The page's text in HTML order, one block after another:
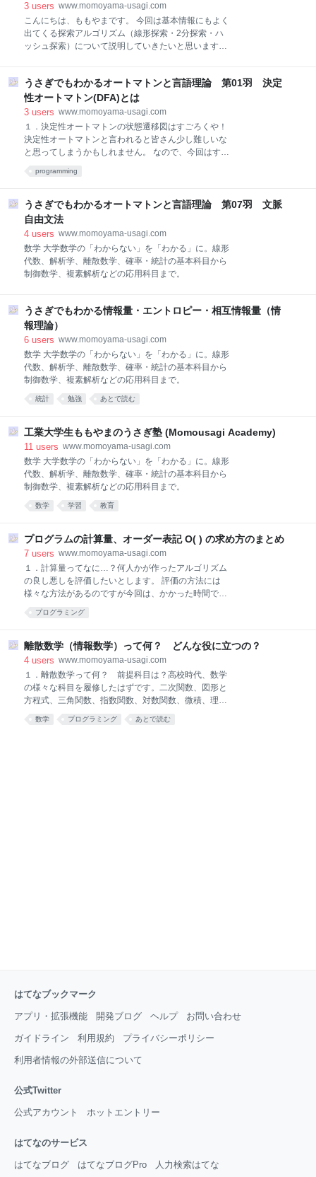
3 users www.momoyama-usagi.com
こんにちは、ももやまです。 今回は基本情報にもよく
出てくる探索アルゴリズム（線形探索・2分探索・ハ
ッシュ探索）について説明していきたいと思います。
「データなんて最初から順番に探し出していけばいい
じゃん！」 と思うかもしれません。 しかし、もしデー
タ数が100億あったらどうでしょう。 地道に計算する
と日がくれそうです。もっといいアルゴリズムがない
かなぁと思いたくなりますよね。 そこで今回はコンピ
ュータ上でよく使う探索アルゴリズム、具体的には 線
いと思います。 スポンサードリンク ２．線形探索 (1)
うかを調べていく方法を線形探索と呼びます。 しらみ
つぶしに探していく最も単純な探索アルゴリズムで
うさぎでもわかるオートマトンと言語理論 第01羽 決定
性オートマトン(DFA)とは
3 users www.momoyama-usagi.com
１．決定性オートマトンの状態遷移図はすごろくや！
決定性オートマトンと言われると皆さん少し難しいな
と思ってしまうかもしれません。 なので、今回はすご
ばこんなすごろくのマップがあるとします。 （オート
ず最初に \( \Sigma \) という謎の記号がありますね。こ
れは、このすごろくで使うサイコロの出目の種類の一
覧を表しています。今回は {0,1} なので、0の目と1の
オートマトンでは出目ではなく、入力された文字列の
受理非受理を判定できる文字の種類を表していま
す。） 次に、このマップには◎で書かれたマス（京
ね。◎のマスはゴールのマスを表し、○のマスはゴー
ル以外のマスを表します。 （実際のオートマトンで
programming
うさぎでもわかるオートマトンと言語理論 第07羽 文脈
自由文法
4 users www.momoyama-usagi.com
数学 大学数学の「わからない」を「わかる」に。線形
代数、解析学、離散数学、確率・統計の基本科目から
制御数学、複素解析などの応用科目まで。
うさぎでもわかる情報量・エントロピー・相互情報量（情
報理論）
6 users www.momoyama-usagi.com
数学 大学数学の「わからない」を「わかる」に。線形
代数、解析学、離散数学、確率・統計の基本科目から
制御数学、複素解析などの応用科目まで。
統計 勉強 あとで読む
工業大学生ももやまのうさぎ塾 (Momousagi Academy)
11 users www.momoyama-usagi.com
数学 大学数学の「わからない」を「わかる」に。線形
代数、解析学、離散数学、確率・統計の基本科目から
制御数学、複素解析などの応用科目まで。
数学 学習 教育
プログラムの計算量、オーダー表記 O( ) の求め方のまとめ
7 users www.momoyama-usagi.com
１．計算量ってなに…？何人かが作ったアルゴリズム
の良し悪しを評価したいとします。 評価の方法には
様々な方法があるのですが今回は、かかった時間で評
価してみるとします。 例えば、Aさんの作ったアルゴ
リズムは実行に30秒かかりました。 しかしBさんの作
した。 あ、Bさんのほうが速度が3倍だからBさんのア
ルゴリズムのほうが良い！と思うのは実は問題点があ
ります。 極端な例ですが、Aさんのアルゴリズムの実
行時間を評価するのにCeleron*1のCPUが入っている
計算機(PC)を使い、Bさんのアルゴリズムを評価する
ていたら計算機の性能の良し悪しが実行時間の差に影
プログラミング
離散数学（情報数学）って何？ どんな役に立つの？
4 users www.momoyama-usagi.com
１．離散数学って何？ 前提科目は？高校時代、数学
の様々な科目を履修したはずです。二次関数、図形と
方程式、三角関数、指数関数、対数関数、微積、理系
の人なら複素数平面などなど……。 でも離散数学とい
う名前だけではどんなことをするのか全然わかりませ
数学 プログラミング あとで読む
はてなブックマーク
アプリ・拡張機能 開発ブログ ヘルプ お問い合わせ
ガイドライン 利用規約 プライバシーポリシー
利用者情報の外部送信について
公式Twitter
公式アカウント ホットエントリー
はてなのサービス
はてなブログ はてなブログPro 人力検索はてな